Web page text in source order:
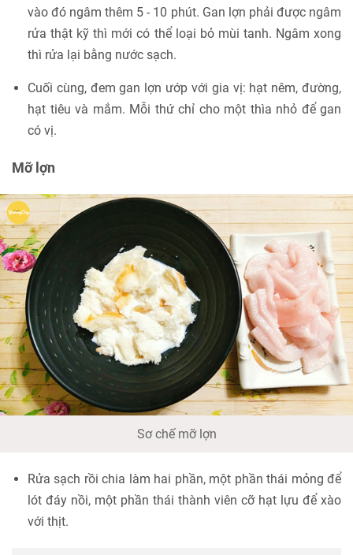
vào đó ngâm thêm 5 - 10 phút. Gan lợn phải được ngâm
rửa thật kỹ thì mới có thể loại bỏ mùi tanh. Ngâm xong
thì rửa lại bằng nước sạch.
Cuối cùng, đem gan lợn ướp với gia vị: hạt nêm, đường,
hạt tiêu và mắm. Mỗi thứ chỉ cho một thìa nhỏ để gan
có vị.
Mỡ lợn
Sơ chế mỡ lợn
Rửa sạch rồi chia làm hai phần, một phần thái mỏng để
lót đáy nồi, một phần thái thành viên cỡ hạt lựu để xào
với thịt.